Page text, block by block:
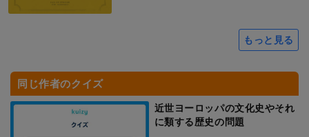
もっと見る
同じ作者のクイズ
近世ヨーロッパの文化史やそれ
に類する歴史の問題